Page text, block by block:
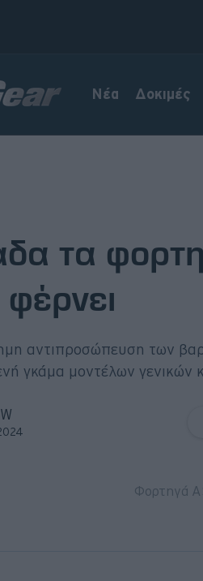
Νέα Δοκιμές
τα
αντιπροσώπευση των
γκάμα μοντέλων γενικών